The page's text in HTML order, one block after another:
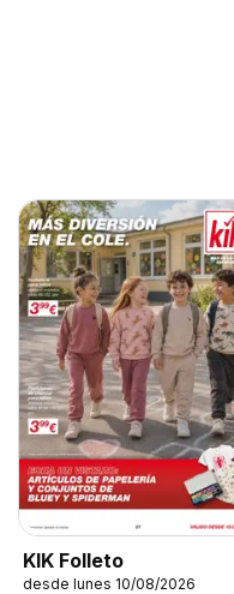
KIK Folleto
desde lunes 10/08/2026